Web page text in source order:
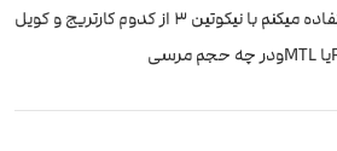
مناسب چون از جویس استفاده میکنم با نیکوتین 3 از کدوم کارتریج و کویل